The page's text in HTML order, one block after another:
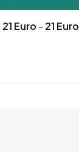
21 Euro - 21 Euro